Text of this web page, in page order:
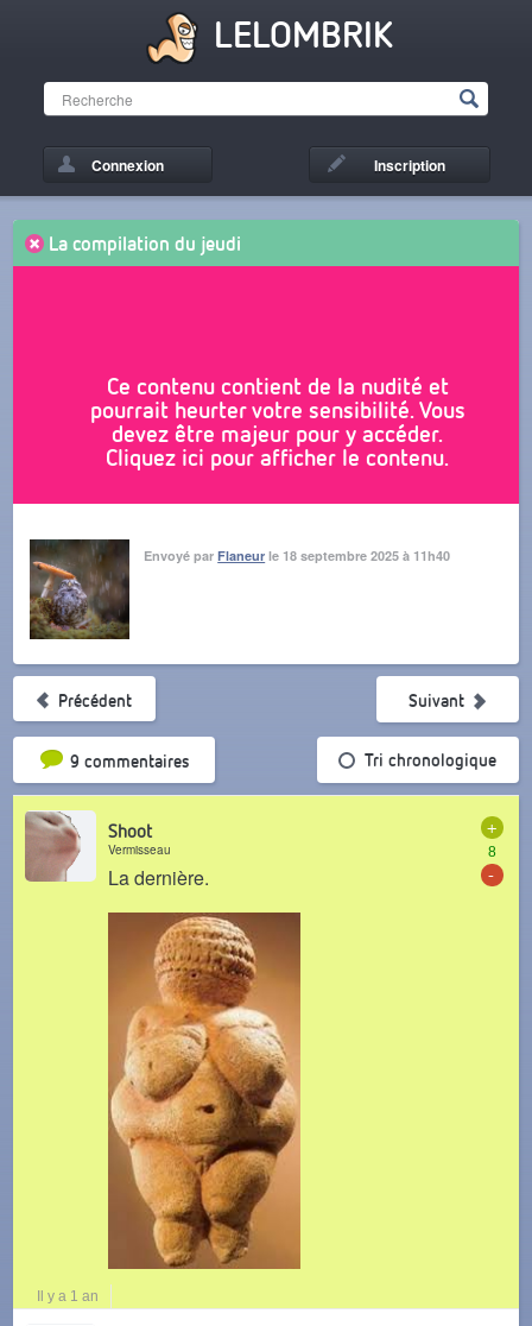
LELOMBRIK
Connexion Inscription
La compilation du jeudi
Ce contenu contient de la nudité et
pourrait heurter votre sensibilité. Vous
devez être majeur pour y accéder.
Cliquez ici pour afficher le contenu.
Envoyé parFlaneur le 18 septembre 2025 à 11h40
Précédent
9 commentairesTri par popularité Tri chronologique
Suivant
+
8
-
Shoot
Vermisseau
La dernière.
Il y a 1 an